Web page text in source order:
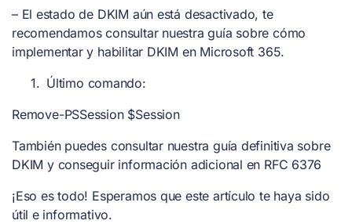
– El estado de DKIM aún está desactivado, te
recomendamos consultar nuestra guía sobre cómo
implementar y habilitar DKIM en Microsoft 365.
Último comando:
Remove-PSSession $Session
También puedes consultar nuestra guía definitiva sobre
DKIM y conseguir información adicional en RFC 6376
¡Eso es todo! Esperamos que este artículo te haya sido
útil e informativo.